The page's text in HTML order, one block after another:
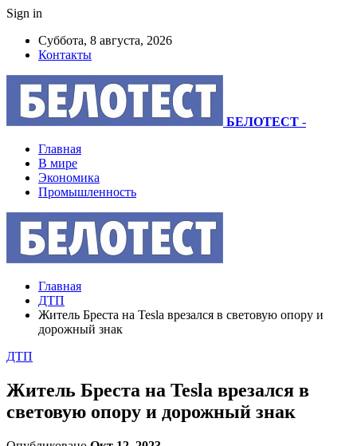
Sign in
Суббота, 8 августа, 2026
Контакты
БЕЛОТЕСТ -
Главная
В мире
Экономика
Промышленность
Главная
ДТП
Житель Бреста на Tesla врезался в световую опору и
дорожный знак
ДТП
Житель Бреста на Tesla врезался в
световую опору и дорожный знак